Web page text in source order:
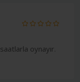
oynayır.